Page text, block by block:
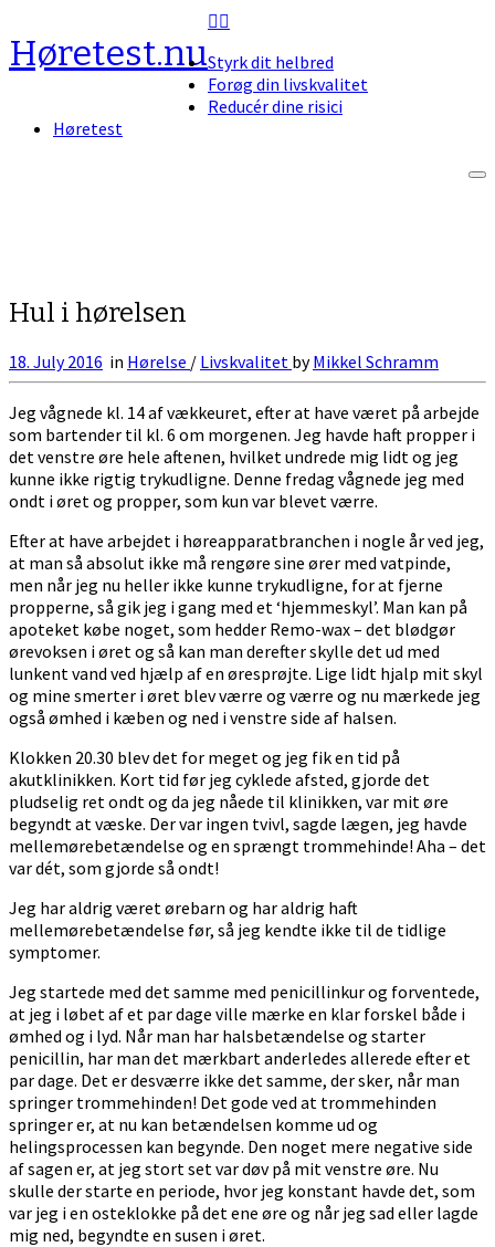
to
content
Høretest.nuStyrk dit helbred
Forøg din livskvalitet
Reducér dine risici
Høretest
Hul i hørelsen
18. July 2016 in Hørelse / Livskvalitet byMikkel Schramm
Jeg vågnede kl. 14 af vækkeuret, efter at have været på arbejde
som bartender til kl. 6 om morgenen. Jeg havde haft propper i
det venstre øre hele aftenen, hvilket undrede mig lidt og jeg
kunne ikke rigtig trykudligne. Denne fredag vågnede jeg med
ondt i øret og propper, som kun var blevet værre.
Efter at have arbejdet i høreapparatbranchen i nogle år ved jeg,
at man så absolut ikke må rengøre sine ører med vatpinde,
men når jeg nu heller ikke kunne trykudligne, for at fjerne
propperne, så gik jeg i gang med et ‘hjemmeskyl’. Man kan på
apoteket købe noget, som hedder Remo-wax – det blødgør
ørevoksen i øret og så kan man derefter skylle det ud med
lunkent vand ved hjælp af en øresprøjte. Lige lidt hjalp mit skyl
og mine smerter i øret blev værre og værre og nu mærkede jeg
også ømhed i kæben og ned i venstre side af halsen.
Klokken 20.30 blev det for meget og jeg fik en tid på
akutklinikken. Kort tid før jeg cyklede afsted, gjorde det
pludselig ret ondt og da jeg nåede til klinikken, var mit øre
begyndt at væske. Der var ingen tvivl, sagde lægen, jeg havde
mellemørebetændelse og en sprængt trommehinde! Aha – det
var dét, som gjorde så ondt!
Jeg har aldrig været ørebarn og har aldrig haft
mellemørebetændelse før, så jeg kendte ikke til de tidlige
symptomer.
Jeg startede med det samme med penicillinkur og forventede,
at jeg i løbet af et par dage ville mærke en klar forskel både i
ømhed og i lyd. Når man har halsbetændelse og starter
penicillin, har man det mærkbart anderledes allerede efter et
par dage. Det er desværre ikke det samme, der sker, når man
springer trommehinden! Det gode ved at trommehinden
springer er, at nu kan betændelsen komme ud og
helingsprocessen kan begynde. Den noget mere negative side
af sagen er, at jeg stort set var døv på mit venstre øre. Nu
skulle der starte en periode, hvor jeg konstant havde det, som
var jeg i en osteklokke på det ene øre og når jeg sad eller lagde
mig ned, begyndte en susen i øret.